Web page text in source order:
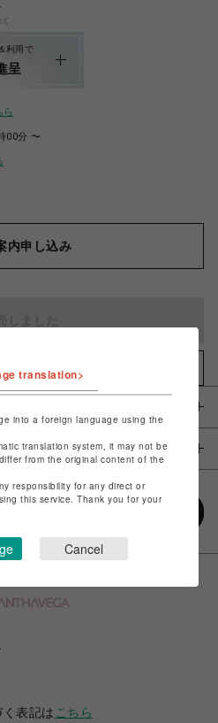
利用で
呈
ら
00分 〜
内申し込み
表記は こちら
translation>
into a foreign language using the
translation system, it may not be
from the original content of the
responsibility for any direct or
this service. Thank you for your
Cancel